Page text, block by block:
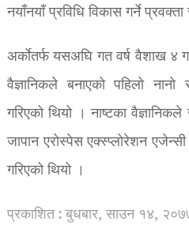
नयाँनयाँ प्रविधि विकास गर्ने
अर्काेतर्फ यसअघि गत वर्ष वैशाख ४
वैज्ञानिकले बनाएको पहिलो
गरिएको थियो । नाष्टका
जापान एरोस्पेस एक्स्प्लोरेशन
गरिएको थियो ।
प्रकाशित : बुधबार, साउन १४,